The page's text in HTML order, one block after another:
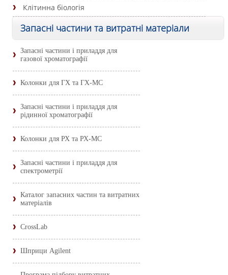
Клітинна біологія
Запасні частини та витратні матеріали
Запасні частини і приладдя для
газової хроматографії
Колонки для ГХ та ГХ-МС
Запасні частини і приладдя для
рідинної хроматографії
Колонки для РХ та РХ-МС
Запасні частини і приладдя для
спектрометрії
Каталог запасних частин та витратних
матеріалів
CrossLab
Шприци Agilent